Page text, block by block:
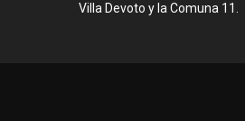
Villa Devoto y la Comuna 11.